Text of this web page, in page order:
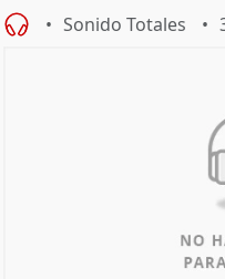
Sonido Totales